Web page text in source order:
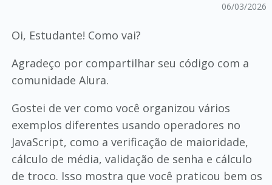
06/03/2026
Oi, Estudante! Como vai?
Agradeço por compartilhar seu código com a
comunidade Alura.
Gostei de ver como você organizou vários
exemplos diferentes usando operadores no
JavaScript, como a verificação de maioridade,
cálculo de média, validação de senha e cálculo
de troco. Isso mostra que você praticou bem os